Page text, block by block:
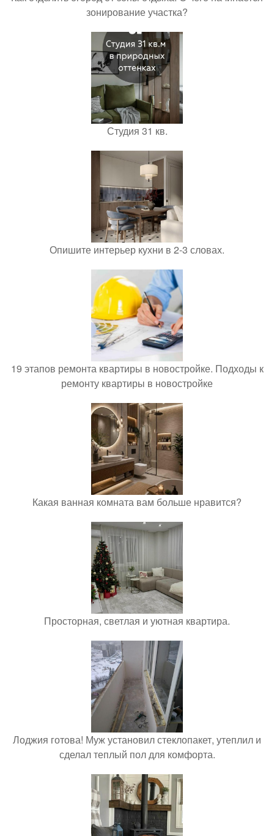
зонирование участка?
Студия 31 кв.
Опишите интерьер кухни в 2-3 словах.
19 этапов ремонта квартиры в новостройке. Подходы к
ремонту квартиры в новостройке
Какая ванная комната вам больше нравится?
Просторная, светлая и уютная квартира.
Лоджия готова! Муж установил стеклопакет, утеплил и
сделал теплый пол для комфорта.